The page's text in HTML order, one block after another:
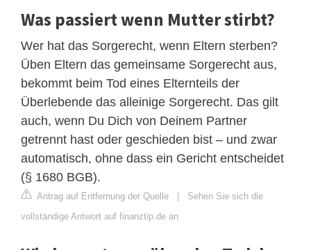
Was passiert wenn Mutter stirbt?
Wer hat das Sorgerecht, wenn Eltern sterben?
Üben Eltern das gemeinsame Sorgerecht aus,
bekommt beim Tod eines Elternteils der
Überlebende das alleinige Sorgerecht. Das gilt
auch, wenn Du Dich von Deinem Partner
getrennt hast oder geschieden bist – und zwar
automatisch, ohne dass ein Gericht entscheidet
(§ 1680 BGB).
Antrag auf Entfernung der Quelle | Sehen Sie sich die
vollständige Antwort auf finanztip.de an